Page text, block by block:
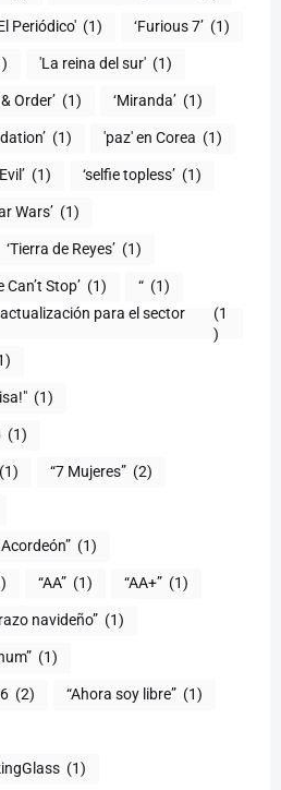
Periódico' (1) ‘Furious 7’ (1)
'La reina del sur' (1)
Order’ (1) ‘Miranda’ (1)
(1) 'paz' en Corea (1)
(1) ‘selfie topless’ (1)
Wars’ (1)
‘Tierra de Reyes’ (1)
Can’t Stop’ (1) “ (1)
para el sector
(1
)
(1)
(1)
(1) “7 Mujeres” (2)
(1)
“AA” (1) “AA+” (1)
navideño” (1)
(1)
(2) “Ahora soy libre” (1)
(1)